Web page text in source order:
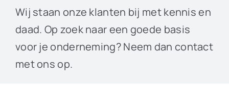
Wij staan onze klanten bij met kennis en
daad. Op zoek naar een goede basis
voor je onderneming? Neem dan contact
met ons op.